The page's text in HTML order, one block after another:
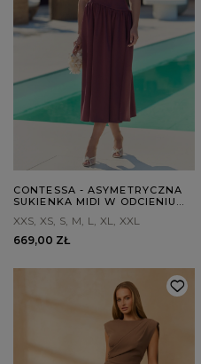
CONTESSA - ASYMETRYCZNA
SUKIENKA MIDI W ODCIENIU
XXS XS S M L XL XXL
669,00 ZŁ